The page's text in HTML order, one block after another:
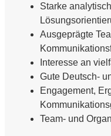
Starke
Ausgeprägte
Interesse an
Gute Deutsch-
Engagement,
Team- und